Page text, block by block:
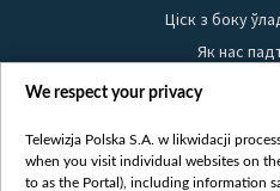
Ціск з боку
Як нас
Правілы
We respect your privacy
Telewizja Polska S.A. w likwidacji
when you visit individual websites on
to as the Portal), including information